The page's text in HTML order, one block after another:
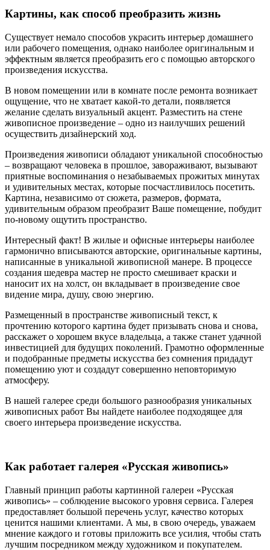
Картины, как способ преобразить жизнь
Существует немало способов украсить интерьер домашнего
или рабочего помещения, однако наиболее оригинальным и
эффектным является преобразить его с помощью авторского
произведения искусства.
В новом помещении или в комнате после ремонта возникает
ощущение, что не хватает какой-то детали, появляется
желание сделать визуальный акцент. Разместить на стене
живописное произведение – одно из наилучших решений
осуществить дизайнерский ход.
Произведения живописи обладают уникальной способностью
– возвращают человека в прошлое, завораживают, вызывают
приятные воспоминания о незабываемых прожитых минутах
и удивительных местах, которые посчастливилось посетить.
Картина, независимо от сюжета, размеров, формата,
удивительным образом преобразит Ваше помещение, побудит
по-новому ощутить пространство.
Интересный факт! В жилые и офисные интерьеры наиболее
гармонично вписываются авторские, оригинальные картины,
написанные в уникальной живописной манере. В процессе
создания шедевра мастер не просто смешивает краски и
наносит их на холст, он вкладывает в произведение свое
видение мира, душу, свою энергию.
Размещенный в пространстве живописный текст, к
прочтению которого картина будет призывать снова и снова,
расскажет о хорошем вкусе владельца, а также станет удачной
инвестицией для будущих поколений. Грамотно оформленные
и подобранные предметы искусства без сомнения придадут
помещению уют и создадут совершенно неповторимую
атмосферу.
В нашей галерее среди большого разнообразия уникальных
живописных работ Вы найдете наиболее подходящее для
своего интерьера произведение искусства.
Как работает галерея «Русская живопись»
Главный принцип работы картинной галереи «Русская
живопись» – соблюдение высокого уровня сервиса. Галерея
предоставляет большой перечень услуг, качество которых
ценится нашими клиентами. А мы, в свою очередь, уважаем
мнение каждого и готовы приложить все усилия, чтобы стать
лучшим посредником между художником и покупателем.